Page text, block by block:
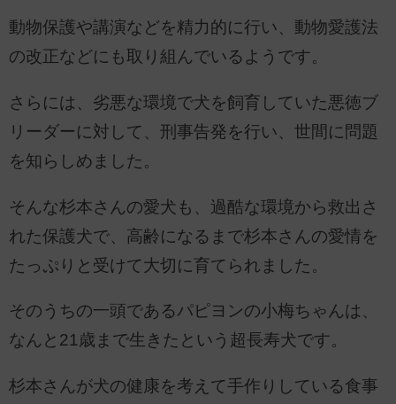
動物保護や講演などを精力的に行い、動物愛護法
の改正などにも取り組んでいるようです。
さらには、劣悪な環境で犬を飼育していた悪徳ブ
リーダーに対して、刑事告発を行い、世間に問題
を知らしめました。
そんな杉本さんの愛犬も、過酷な環境から救出さ
れた保護犬で、高齢になるまで杉本さんの愛情を
たっぷりと受けて大切に育てられました。
そのうちの一頭であるパピヨンの小梅ちゃんは、
なんと21歳まで生きたという超長寿犬です。
杉本さんが犬の健康を考えて手作りしている食事